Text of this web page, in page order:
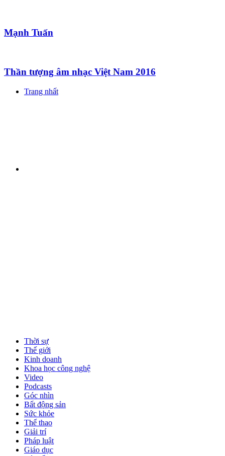
Mạnh Tuấn
Thần tượng âm nhạc Việt Nam 2016
Trang nhất
Thời sự
Thế giới
Kinh doanh
Khoa học công nghệ
Video
Podcasts
Góc nhìn
Bất động sản
Sức khỏe
Thể thao
Giải trí
Pháp luật
Giáo dục